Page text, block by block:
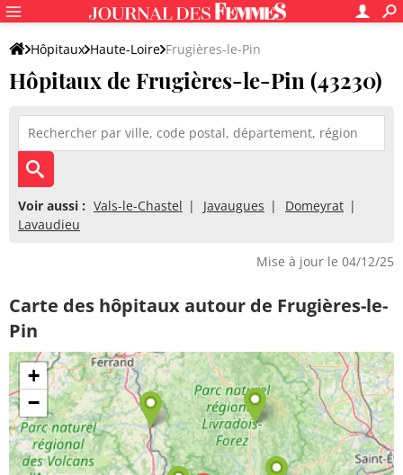
Hôpitaux Haute-Loire Frugières-le-Pin
Hôpitaux de Frugières-le-Pin (43230)
Voir aussi : Vals-le-Chastel Javaugues
Domeyrat
Lavaudieu
Mise à jour le 04/12/25
Carte des hôpitaux autour de Frugières-le-
Pin
+
−